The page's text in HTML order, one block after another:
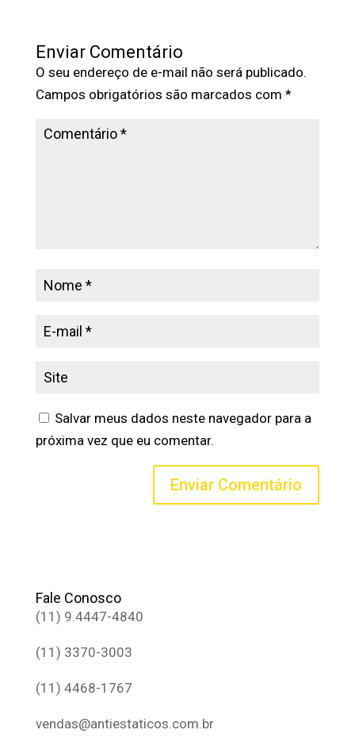
Enviar Comentário
O seu endereço de e-mail não será publicado.
Campos obrigatórios são marcados com *
Salvar meus dados neste navegador para a
próxima vez que eu comentar.
Fale Conosco
(11) 9.4447-4840
(11) 3370-3003
(11) 4468-1767
vendas@antiestaticos.com.br